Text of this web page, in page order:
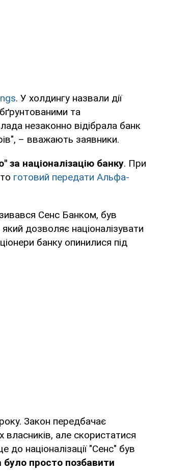
. У холдингу назвали дії
та
незаконно відібрала банк
– вважають заявники.
за націоналізацію банку. При
готовий передати Альфа-
Сенс Банком, був
який дозволяє націоналізувати
банку опинилися під
Закон передбачає
власників, але скористатися
націоналізації "Сенс" був
просто позбавити